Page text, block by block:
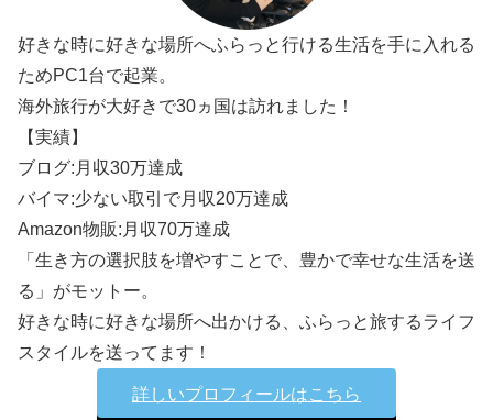
好きな時に好きな場所へふらっと行ける生活を手に入れる
ためPC1台で起業。
海外旅行が大好きで30ヵ国は訪れました！
【実績】
ブログ:月収30万達成
バイマ:少ない取引で月収20万達成
Amazon物販:月収70万達成
「生き方の選択肢を増やすことで、豊かで幸せな生活を送
る」がモットー。
好きな時に好きな場所へ出かける、ふらっと旅するライフ
スタイルを送ってます！
詳しいプロフィールはこちら